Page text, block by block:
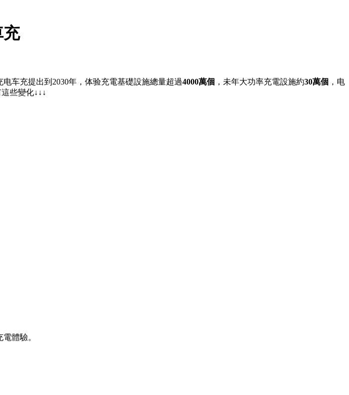
充
电车充提出到2030年，体验充電基礎設施總量超過4000萬個 ，未年大功率充電設施約30萬個 ，电
些變化↓↓↓
體驗。